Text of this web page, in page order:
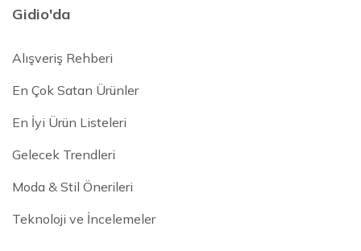
Gidio'da
Alışveriş Rehberi
En Çok Satan Ürünler
En İyi Ürün Listeleri
Gelecek Trendleri
Moda & Stil Önerileri
Teknoloji ve İncelemeler